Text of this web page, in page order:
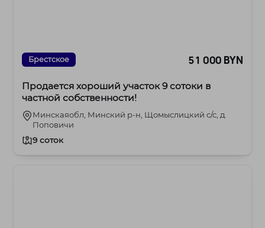
Брестское 51 000 BYN
Продается хороший участок 9 сотоки в
частной собственности!
Минскаяобл, Минский р-н, Щомыслицкий с/с, д.
Поповичи
9 соток